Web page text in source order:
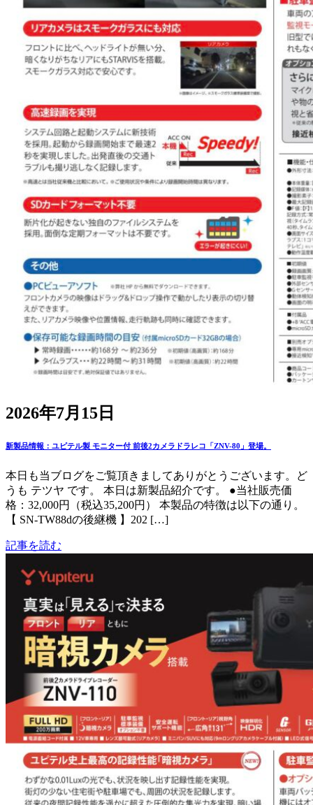
2026年7月15日
新製品情報：ユピテル製 モニター付 前後2カメラドラレコ「ZNV-80」登場。
本日も当ブログをご覧頂きましてありがとうございます。ど
うも テツヤ です。 本日は新製品紹介です。 ●当社販売価
格：32,000円（税込35,200円） 本製品の特徴は以下の通り。
【 SN-TW88dの後継機 】202 […]
記事を読む